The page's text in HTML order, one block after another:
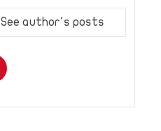
See author's posts